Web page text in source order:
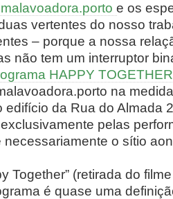
​malavoadora.porto​ ​ e​ ​os​
​vertentes​ ​do​ ​nosso​
​– porque​ ​a​ ​nossa
​não​ ​tem​ ​um​ ​interruptor​
HAPPY TOGETHER
na
edifício da Rua do Almada
pelas
o sítio
Together” (retirada do
é quase uma